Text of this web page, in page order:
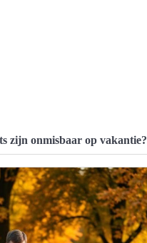
zijn onmisbaar op vakantie?